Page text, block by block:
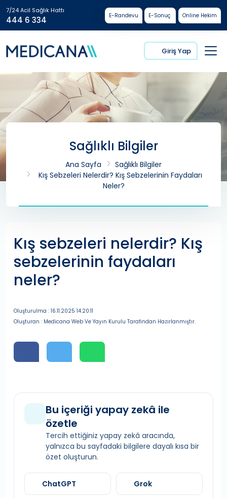
7/24 Acil Sağlık Hattı
444 6 334 E-Randevu E-Sonuç Online Hekim
Giriş Yap
Sağlıklı Bilgiler
Ana Sayfa
Sağlıklı Bilgiler
Kış Sebzeleri Nelerdir? Kış Sebzelerinin Faydaları
Neler?
Kış sebzeleri nelerdir? Kış
sebzelerinin faydaları
neler?
Oluşturulma : 16.11.2025 14:20:11
Oluşturan : Medicana Web Ve Yayın Kurulu Tarafından Hazırlanmıştır.
Bu içeriği yapay zekâ ile
özetle
Tercih ettiğiniz yapay zekâ aracında,
yalnızca bu sayfadaki bilgilere dayalı kısa bir
özet oluşturun.
ChatGPT Grok